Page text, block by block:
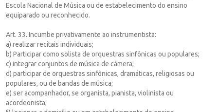
Escola Nacional de Música ou de estabelecimento do ensino
equiparado ou reconhecido.
Art. 33. Incumbe privativamente ao instrumentista:
a) realizar recitais individuais;
b) Participar como solista de orquestras sinfônicas ou populares;
c) integrar conjuntos de música de câmera;
d) participar de orquestras sinfônicas, dramáticas, religiosas ou
populares, ou de bandas de música;
e) ser acompanhador, se organista, pianista, violinista ou
acordeonista;